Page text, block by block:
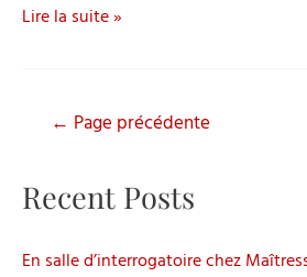
Education
service
Comte
Lire la suite »
Navigation
← Page précédente
Recent Posts
En salle d’interrogatoire chez